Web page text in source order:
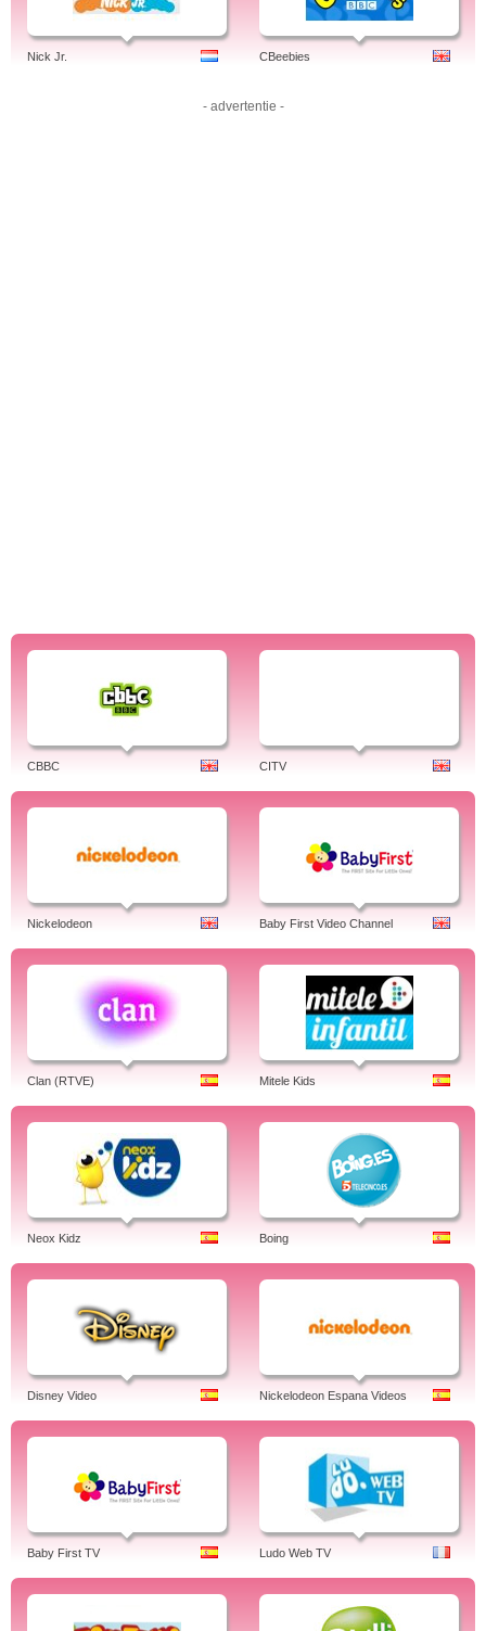
Nick Jr. CBeebies
- advertentie -
CBBC CITV
Nickelodeon Baby First Video Channel
Clan (RTVE) Mitele Kids
Neox Kidz Boing
Disney Video Nickelodeon Espana Videos
Baby First TV Ludo Web TV